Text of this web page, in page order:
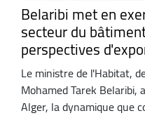
Belaribi met en
secteur du
perspectives
Le ministre de l'Habitat,
Mohamed Tarek Belaribi,
Alger, la dynamique que